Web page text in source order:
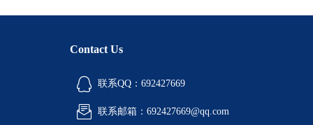
Contact Us
联系QQ：692427669
联系邮箱：692427669@qq.com